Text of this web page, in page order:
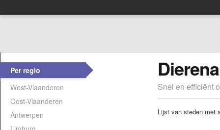
Per regio
West-Vlaanderen
Oost-Vlaanderen
Antwerpen
Snel en efficiënt
Lijst van steden met